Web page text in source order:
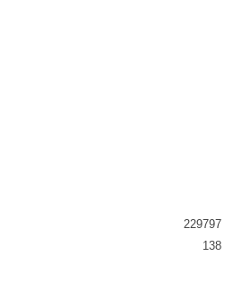
229797
138